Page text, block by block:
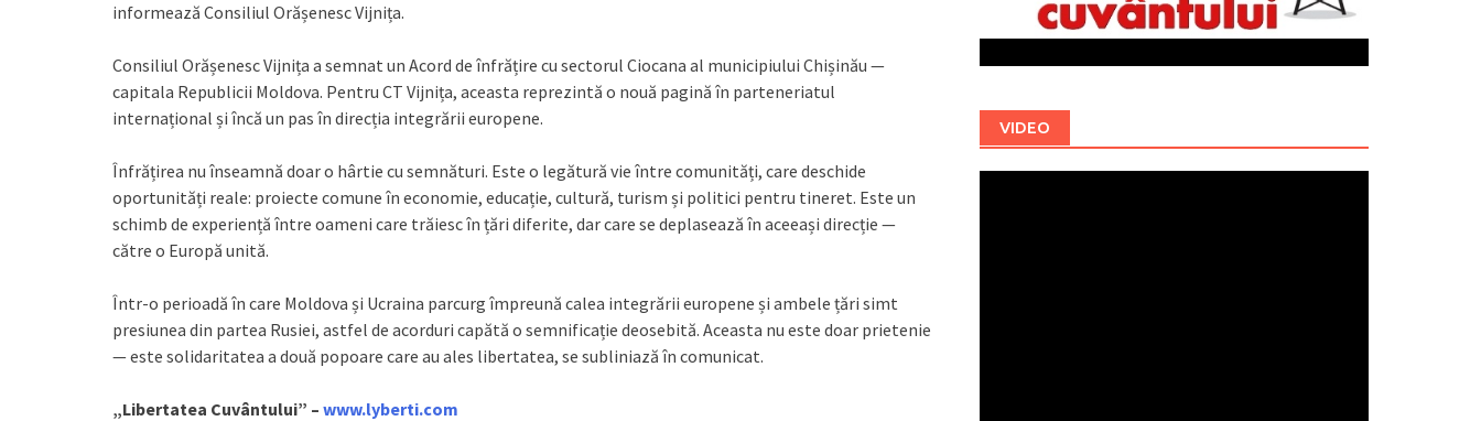
informează Consiliul Orășenesc Vijnița.
Consiliul Orășenesc Vijnița a semnat un Acord de înfrățire cu sectorul Ciocana al municipiului Chișinău —
capitala Republicii Moldova. Pentru CT Vijnița, aceasta reprezintă o nouă pagină în parteneriatul
internațional și încă un pas în direcția integrării europene.
Înfrățirea nu înseamnă doar o hârtie cu semnături. Este o legătură vie între comunități, care deschide
oportunități reale: proiecte comune în economie, educație, cultură, turism și politici pentru tineret. Este un
schimb de experiență între oameni care trăiesc în țări diferite, dar care se deplasează în aceeași direcție —
către o Europă unită.
Într-o perioadă în care Moldova și Ucraina parcurg împreună calea integrării europene și ambele țări simt
presiunea din partea Rusiei, astfel de acorduri capătă o semnificație deosebită. Aceasta nu este doar prietenie
— este solidaritatea a două popoare care au ales libertatea, se subliniază în comunicat.
„Libertatea Cuvântului” – www.lyberti.com
VIDEO